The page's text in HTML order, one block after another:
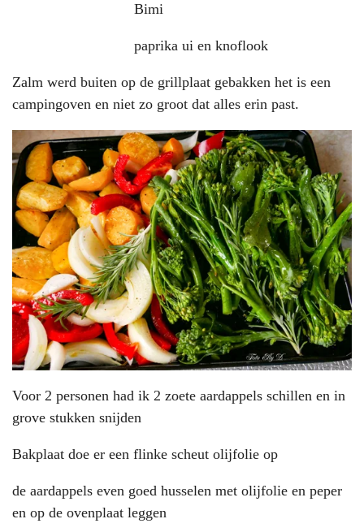
Bimi
paprika ui en knoflook
Zalm werd buiten op de grillplaat gebakken het is een
campingoven en niet zo groot dat alles erin past.
Voor 2 personen had ik 2 zoete aardappels schillen en in
grove stukken snijden
Bakplaat doe er een flinke scheut olijfolie op
de aardappels even goed husselen met olijfolie en peper
en op de ovenplaat leggen